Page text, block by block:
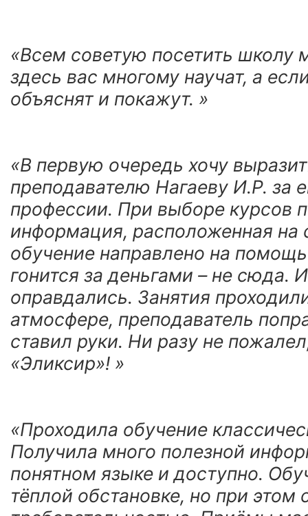
«Всем советую посетить школу
здесь вас многому научат, а
объяснят и покажут. »
«В первую очередь хочу
преподавателю Нагаеву И.Р. за
профессии. При выборе курсов
информация, расположенная на
обучение направлено на
гонится за деньгами – не сюда.
оправдались. Занятия
атмосфере, преподаватель
ставил руки. Ни разу не
«Эликсир»! »
«Проходила обучение
Получила много полезной
понятном языке и доступно.
тёплой обстановке, но при этом